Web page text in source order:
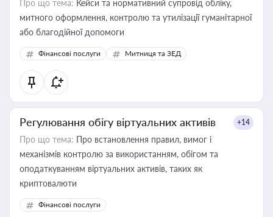
Про що тема: Кейси та нормативний супровід обліку,
митного оформлення, контролю та утилізації гуманітарної
або благодійної допомоги
Фінансові послуги Митниця та ЗЕД
Регулювання обігу віртуальних активів +14
Про що тема: Про встановлення правил, вимог і
механізмів контролю за використанням, обігом та
оподаткуванням віртуальних активів, таких як
криптовалюти
Фінансові послуги